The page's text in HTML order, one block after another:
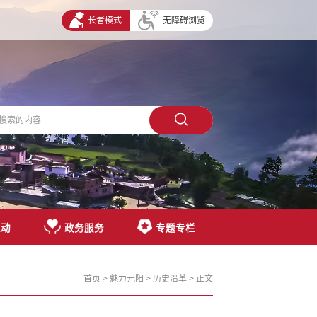
长者模式 无障碍浏览
政务服务 专题专栏
首页 > 魅力元阳 > 历史沿革 > 正文